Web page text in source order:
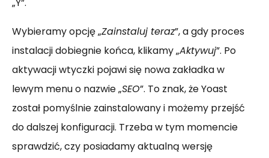
Wybieramy opcję „Zainstaluj teraz”, a gdy proces
instalacji dobiegnie końca, klikamy „Aktywuj”. Po
aktywacji wtyczki pojawi się nowa zakładka w
lewym menu o nazwie „SEO”. To znak, że Yoast
został pomyślnie zainstalowany i możemy przejść
do dalszej konfiguracji. Trzeba w tym momencie
sprawdzić, czy posiadamy aktualną wersję